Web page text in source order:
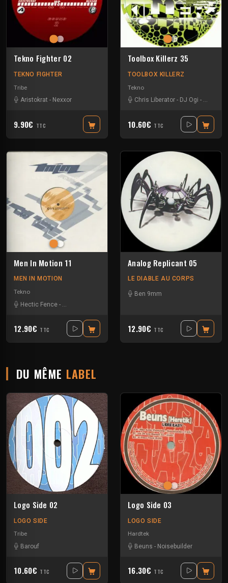
Tekno Fighter 02
TEKNO FIGHTER
Tribe
Aristokrat - Nexxor
9.90€ TTC
Toolbox Killerz 35
TOOLBOX KILLERZ
Tekno
Chris Liberator - DJ Ogi - Jeff
10.60€ TTC
Men In Motion 11
MEN IN MOTION
Tekno
Hectic Fence - Jeff Amadeus
12.90€ TTC
Analog Replicant 05
LE DIABLE AU CORPS
Ben 9mm
12.90€ TTC
DU MÊME LABEL
Logo Side 02
LOGO SIDE
Tribe
Barouf
10.60€ TTC
Logo Side 03
LOGO SIDE
Hardtek
Beuns - Noisebuilder
16.30€ TTC